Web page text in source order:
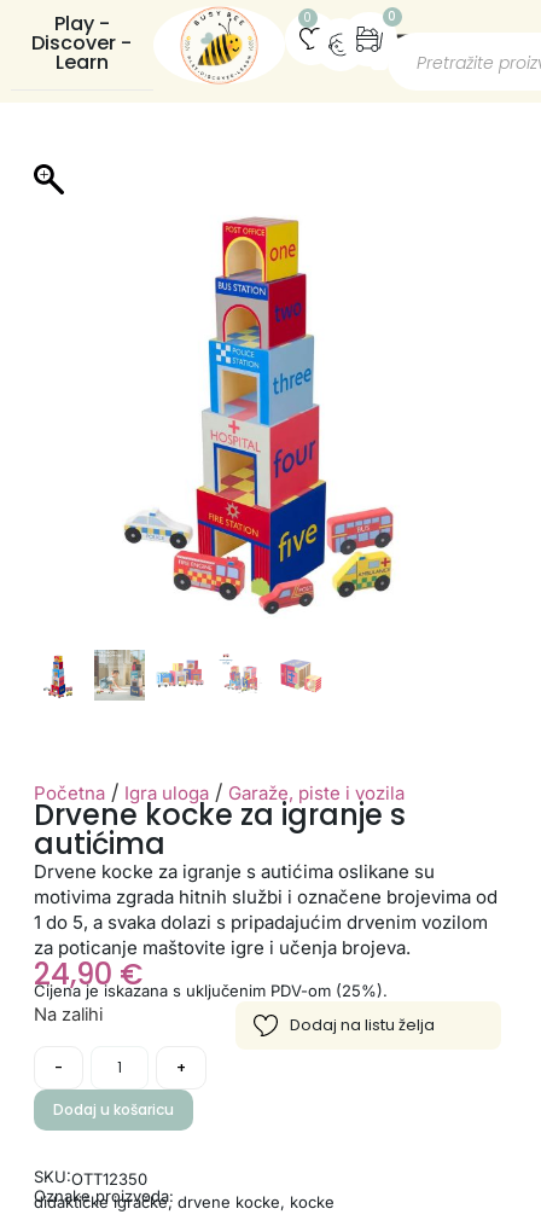
Play -
Discover -
Learn
0 0
Početna/ Igra uloga/ Garaže, piste i vozila
Drvene kocke za igranje s
autićima
Drvene kocke za igranje s autićima oslikane su
motivima zgrada hitnih službi i označene brojevima od
1 do 5, a svaka dolazi s pripadajućim drvenim vozilom
za poticanje maštovite igre i učenja brojeva.
24,90€
Cijena je iskazana s uključenim PDV-om (25%).
Na zalihi
- +
Dodaj u košaricu
SKU:OTT12350
Oznake proizvoda:
didaktičke igračke, drvene kocke, kocke